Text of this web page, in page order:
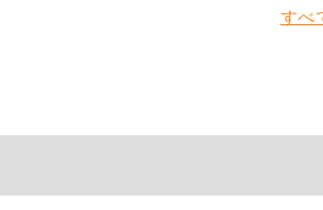
すべ